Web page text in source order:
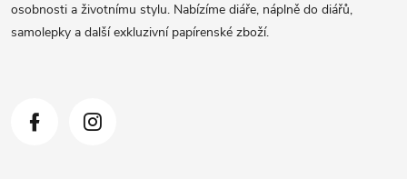
osobnosti a životnímu stylu. Nabízíme diáře, náplně do diářů,
samolepky a další exkluzivní papírenské zboží.